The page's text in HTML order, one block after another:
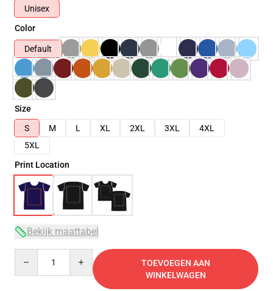
Unisex
Color
Default
Size
S
M L XL 2XL 3XL
4XL
5XL
Print Location
Bekijk maattabel
TOEVOEGEN AAN
WINKELWAGEN